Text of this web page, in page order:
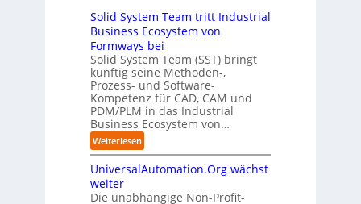
i
b
e
n
u
n
b
e
s
t
z
f
ü
r
d
e
n
G
i
g
a
f
a
c
t
-
C
E
O
h
e
n
z
e
n
t
r
e
n
n
D
e
T
r
e
f
f
p
u
n
k
t
f
r
p
b
:
D
i
s
r
u
p
t
b
l
i
c
k
Solid System Team tritt Industrial
Business Ecosystem von
Formways bei
Solid System Team (SST) bringt
künftig seine Methoden-,
Prozess- und Software-
Kompetenz für CAD, CAM und
PDM/PLM in das Industrial
Business Ecosystem von…
Weiterlesen:
S
o
i
UniversalAutomation.Org wächst
weiter
Die unabhängige Non-Profit-